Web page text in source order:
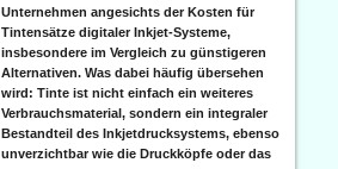
Unternehmen angesichts der Kosten für
Tintensätze digitaler Inkjet-Systeme,
insbesondere im Vergleich zu günstigeren
Alternativen. Was dabei häufig übersehen
wird: Tinte ist nicht einfach ein weiteres
Verbrauchsmaterial, sondern ein integraler
Bestandteil des Inkjetdrucksystems, ebenso
unverzichtbar wie die Druckköpfe oder das